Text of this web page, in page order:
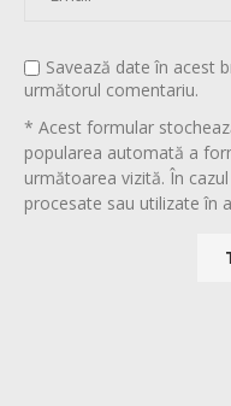
Savează date în acest
următorul comentariu.
* Acest formular
popularea automată a
următoarea vizită. În
procesate sau utilizate în